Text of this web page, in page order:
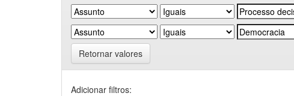
Retornar valores
Adicionar filtros: